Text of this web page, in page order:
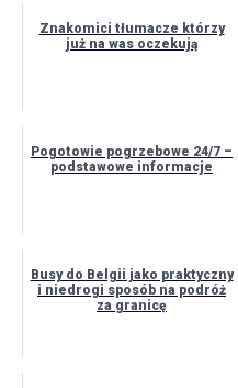
Znakomici tłumacze którzy
już na was oczekują
Pogotowie pogrzebowe 24/7 –
podstawowe informacje
Busy do Belgii jako praktyczny
i niedrogi sposób na podróż
za granicę